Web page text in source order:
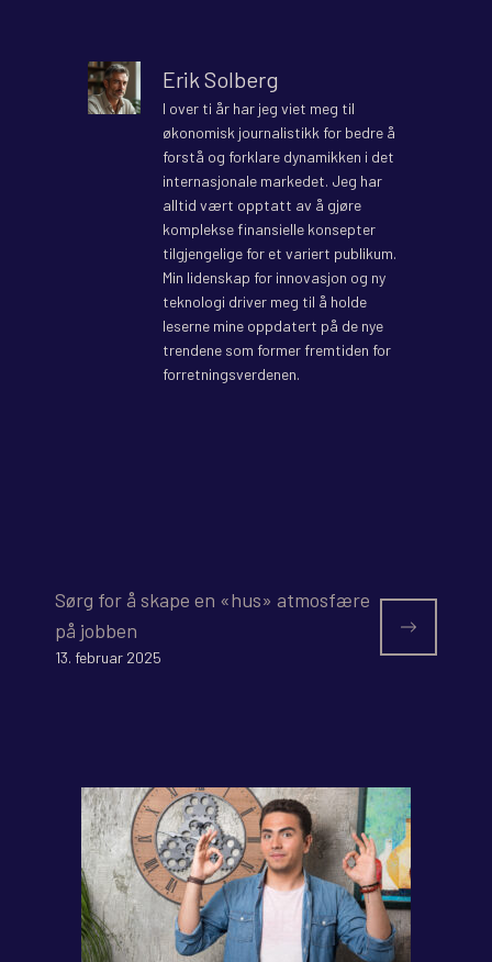
Erik Solberg
I over ti år har jeg viet meg til
økonomisk journalistikk for bedre å
forstå og forklare dynamikken i det
internasjonale markedet. Jeg har
alltid vært opptatt av å gjøre
komplekse finansielle konsepter
tilgjengelige for et variert publikum.
Min lidenskap for innovasjon og ny
teknologi driver meg til å holde
leserne mine oppdatert på de nye
trendene som former fremtiden for
forretningsverdenen.
Sørg for å skape en «hus» atmosfære
på jobben
13. februar 2025